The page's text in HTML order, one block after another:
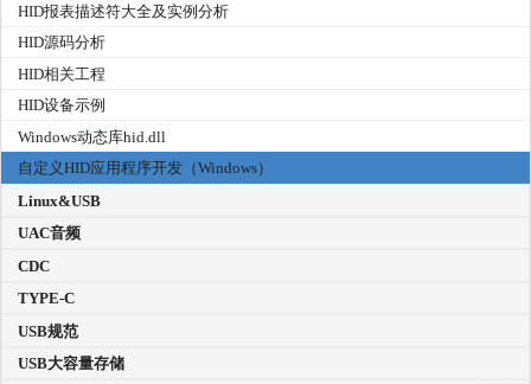
HID报表描述符大全及实例分析
HID源码分析
HID相关工程
HID设备示例
Windows动态库hid.dll
自定义HID应用程序开发（Windows）
Linux&USB
UAC音频
CDC
TYPE-C
USB规范
USB大容量存储